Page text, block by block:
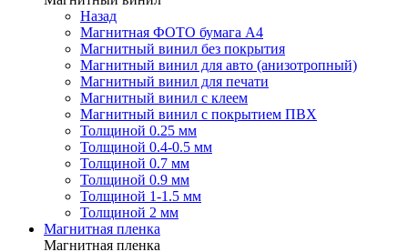
Назад
Магнитная ФОТО бумага А4
Магнитный винил без покрытия
Магнитный винил для авто (анизотропный)
Магнитный винил для печати
Магнитный винил с клеем
Магнитный винил с покрытием ПВХ
Толщиной 0.25 мм
Толщиной 0.4-0.5 мм
Толщиной 0.7 мм
Толщиной 0.9 мм
Толщиной 1-1.5 мм
Толщиной 2 мм
Магнитная пленка
Магнитная пленка